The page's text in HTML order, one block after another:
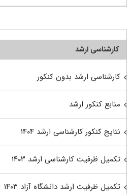
کارشناسی ارشد
کارشناسی ارشد بدون کنکور
منابع کنکور ارشد
نتایج کنکور کارشناسی ارشد ۱۴۰۴
تکمیل ظرفیت کارشناسی ارشد ۱۴۰۳
تکمیل ظرفیت ارشد دانشگاه آزاد ۱۴۰۳